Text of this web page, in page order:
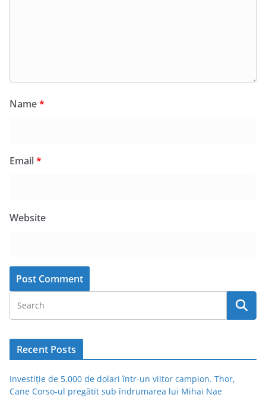
Name*
Email*
Website
Recent Posts
Investiție de 5.000 de dolari într-un viitor campion. Thor,
Cane Corso-ul pregătit sub îndrumarea lui Mihai Nae